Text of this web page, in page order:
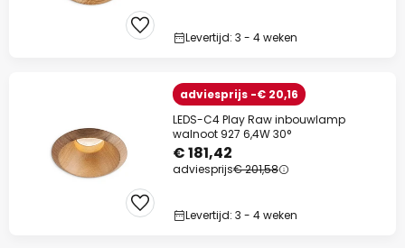
Levertijd: 3 - 4 weken
adviesprijs -€ 20,16
LEDS-C4 Play Raw inbouwlamp
walnoot 927 6,4W 30°
€ 181,42
adviesprijs€ 201,58
Levertijd: 3 - 4 weken